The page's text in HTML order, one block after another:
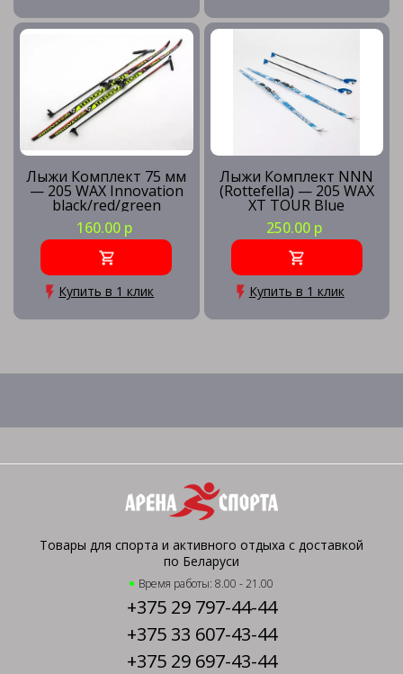
Лыжи Комплект 75 мм
— 205 WAX Innovation
black/red/green
160.00 р
Купить в 1 клик
Лыжи Комплект NNN
(Rottefella) — 205 WAX
XT TOUR Blue
250.00 р
Купить в 1 клик
Товары для спорта и активного отдыха с доставкой
по Беларуси
Время работы: 8.00 - 21.00
+375 29 797-44-44
+375 33 607-43-44
+375 29 697-43-44